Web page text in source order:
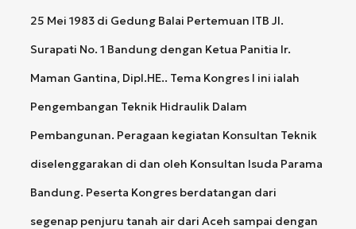
25 Mei 1983 di Gedung Balai Pertemuan ITB Jl.
Surapati No. 1 Bandung dengan Ketua Panitia Ir.
Maman Gantina, Dipl.HE.. Tema Kongres I ini ialah
Pengembangan Teknik Hidraulik Dalam
Pembangunan. Peragaan kegiatan Konsultan Teknik
diselenggarakan di dan oleh Konsultan Isuda Parama
Bandung. Peserta Kongres berdatangan dari
segenap penjuru tanah air dari Aceh sampai dengan